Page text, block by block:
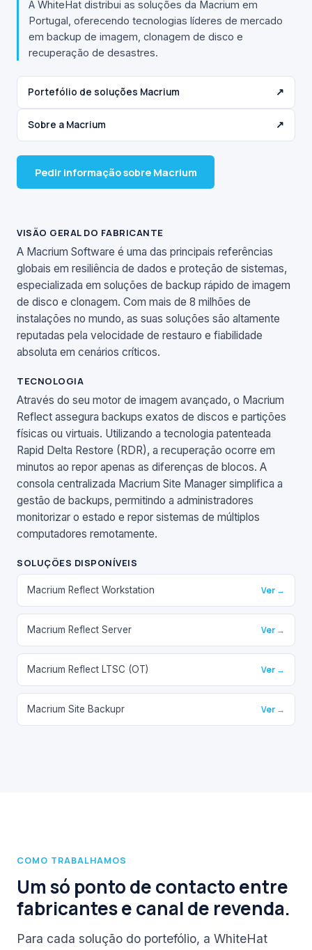
A WhiteHat distribui as soluções da Macrium em
Portugal, oferecendo tecnologias líderes de mercado
em backup de imagem, clonagem de disco e
recuperação de desastres.
Portefólio de soluções Macrium ↗
Sobre a Macrium ↗
Pedir informação sobre Macrium
VISÃO GERAL DO FABRICANTE
A Macrium Software é uma das principais referências
globais em resiliência de dados e proteção de sistemas,
especializada em soluções de backup rápido de imagem
de disco e clonagem. Com mais de 8 milhões de
instalações no mundo, as suas soluções são altamente
reputadas pela velocidade de restauro e fiabilidade
absoluta em cenários críticos.
TECNOLOGIA
Através do seu motor de imagem avançado, o Macrium
Reflect assegura backups exatos de discos e partições
físicas ou virtuais. Utilizando a tecnologia patenteada
Rapid Delta Restore (RDR), a recuperação ocorre em
minutos ao repor apenas as diferenças de blocos. A
consola centralizada Macrium Site Manager simplifica a
gestão de backups, permitindo a administradores
monitorizar o estado e repor sistemas de múltiplos
computadores remotamente.
SOLUÇÕES DISPONÍVEIS
Macrium Reflect Workstation Ver →
Macrium Reflect Server Ver →
Macrium Reflect LTSC (OT) Ver →
Macrium Site Backupr Ver →
COMO TRABALHAMOS
Um só ponto de contacto entre
fabricantes e canal de revenda.
Para cada solução do portefólio, a WhiteHat